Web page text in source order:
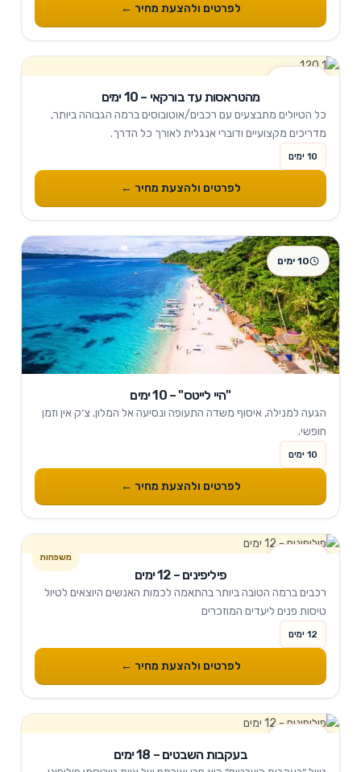
לפרטים ולהצעת מחיר ←
מהטראסות עד בורקאי – 10 ימים
כל הטיולים מתבצעים עם רכבים/אוטובוסים ברמה הגבוהה ביותר,
מדריכים מקצועיים ודוברי אנגלית לאורך כל הדרך.
10 ימים
לפרטים ולהצעת מחיר ←
10 ימים
"היי לייטס" – 10 ימים
הגעה למנילה, איסוף משדה התעופה ונסיעה אל המלון. צ׳ק אין וזמן
חופשי.
10 ימים
לפרטים ולהצעת מחיר ←
פיליפינים – 12 ימים
רכבים ברמה הטובה ביותר בהתאמה לכמות האנשים היוצאים לטיול
טיסות פנים ליעדים המוזכרים
12 ימים
לפרטים ולהצעת מחיר ←
בעקבות השבטים – 18 ימים